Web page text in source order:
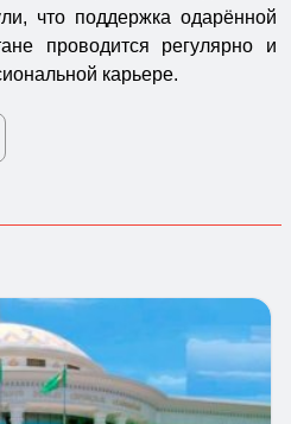
что поддержка одарённой
проводится регулярно и
карьере.